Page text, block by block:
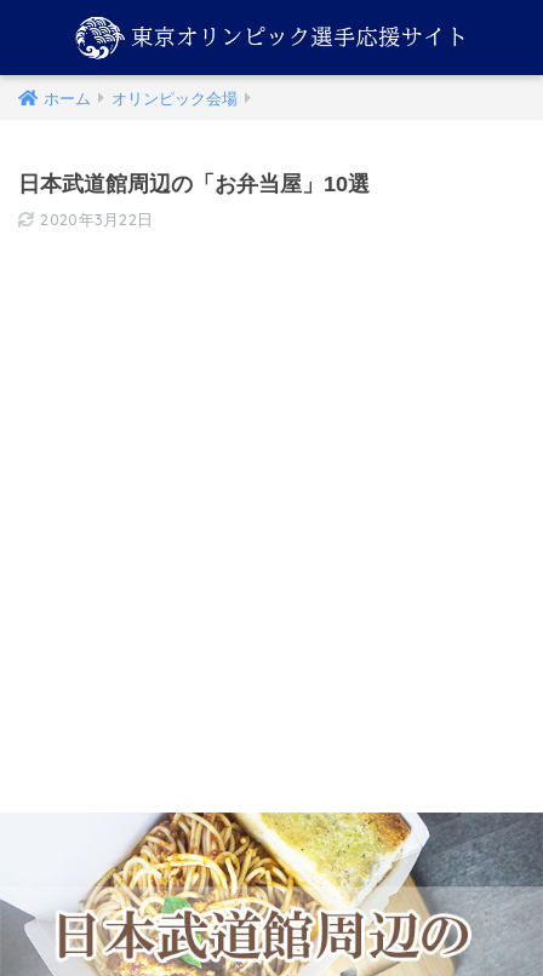
ホーム オリンピック会場
日本武道館周辺の「お弁当屋」10選
2020年3月22日